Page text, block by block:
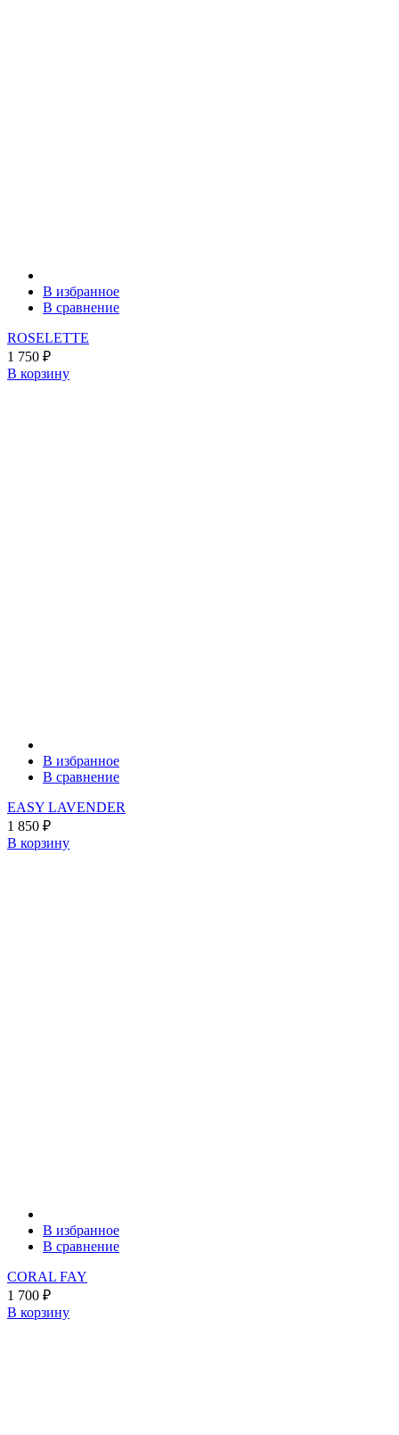
В избранное
В сравнение
ROSELETTE
1 750 ₽
В корзину
В избранное
В сравнение
EASY LAVENDER
1 850 ₽
В корзину
В избранное
В сравнение
CORAL FAY
1 700 ₽
В корзину